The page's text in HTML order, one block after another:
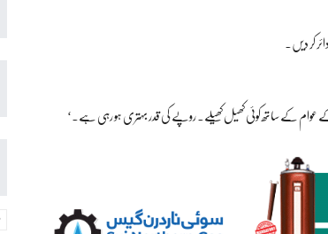
کر دیں۔
کے عوام کے ساتھ کوئی کھیل کھیلے۔ روپے کی قدر بہتری ہو رہی ہے۔‘